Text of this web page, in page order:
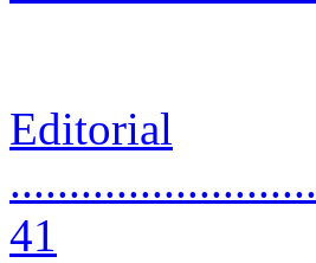
Editorial
41